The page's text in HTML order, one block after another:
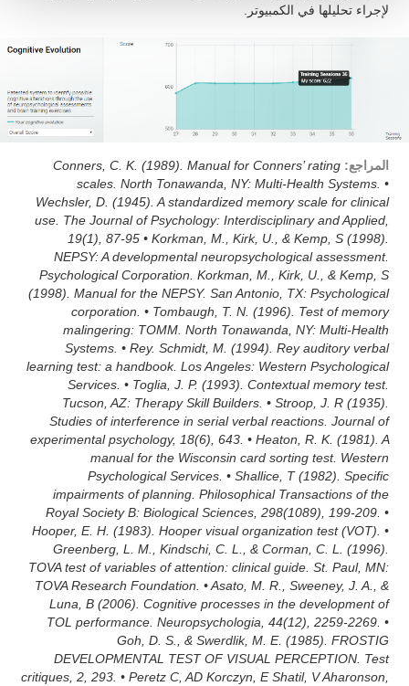
لإجراء تحليلها في الكمبيوتر.
المراجع: Conners, C. K. (1989). Manual for Conners’ rating
scales. North Tonawanda, NY: Multi-Health Systems. •
Wechsler, D. (1945). A standardized memory scale for clinical
use. The Journal of Psychology: Interdisciplinary and Applied,
19(1), 87-95 • Korkman, M., Kirk, U., & Kemp, S (1998).
NEPSY: A developmental neuropsychological assessment.
Psychological Corporation. Korkman, M., Kirk, U., & Kemp, S
(1998). Manual for the NEPSY. San Antonio, TX: Psychological
corporation. • Tombaugh, T. N. (1996). Test of memory
malingering: TOMM. North Tonawanda, NY: Multi-Health
Systems. • Rey. Schmidt, M. (1994). Rey auditory verbal
learning test: a handbook. Los Angeles: Western Psychological
Services. • Toglia, J. P. (1993). Contextual memory test.
Tucson, AZ: Therapy Skill Builders. • Stroop, J. R (1935).
Studies of interference in serial verbal reactions. Journal of
experimental psychology, 18(6), 643. • Heaton, R. K. (1981). A
manual for the Wisconsin card sorting test. Western
Psychological Services. • Shallice, T (1982). Specific
impairments of planning. Philosophical Transactions of the
Royal Society B: Biological Sciences, 298(1089), 199-209. •
Hooper, E. H. (1983). Hooper visual organization test (VOT). •
Greenberg, L. M., Kindschi, C. L., & Corman, C. L. (1996).
TOVA test of variables of attention: clinical guide. St. Paul, MN:
TOVA Research Foundation. • Asato, M. R., Sweeney, J. A., &
Luna, B (2006). Cognitive processes in the development of
TOL performance. Neuropsychologia, 44(12), 2259-2269. •
Goh, D. S., & Swerdlik, M. E. (1985). FROSTIG
DEVELOPMENTAL TEST OF VISUAL PERCEPTION. Test
critiques, 2, 293. • Peretz C, AD Korczyn, E Shatil, V Aharonson,